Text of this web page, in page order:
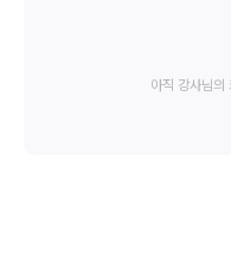
아직 강사님의